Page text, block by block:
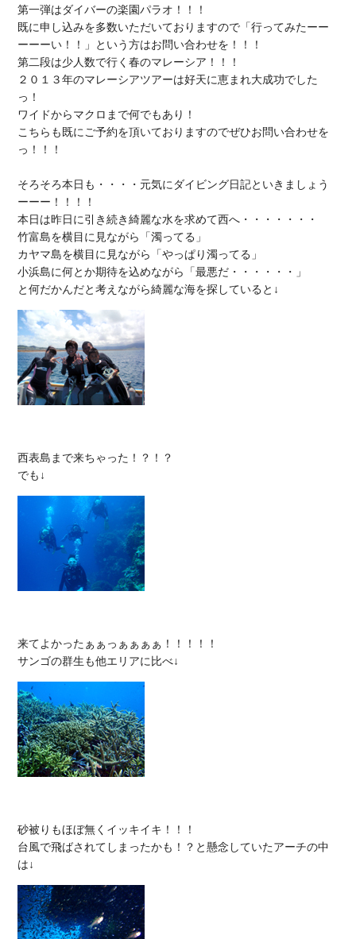
第一弾は ダイバーの楽園パラオ ！！！
既に申し込みを多数いただいておりますので「行ってみたーー
ーーーい！！」という方はお問い合わせを！！！
第二段は少人数で行く春のマレーシア ！！！
２０１３年のマレーシアツアーは好天に恵まれ大成功でした
ワイドからマクロまで何でもあり！
こちらも既にご予約を頂いておりますのでぜひお問い合わせを
っ！！！
そろそろ本日も・・・・元気にダイビング日記といきましょう
ーーー！！！！
本日は昨日に引き続き綺麗な水を求めて西へ・・・・・・・
竹富島を横目に見ながら「濁ってる」
カヤマ島を横目に見ながら「やっぱり濁ってる」
小浜島に何とか期待を込めながら「最悪だ・・・・・・」
西表島まで来ちゃった！？！？
来てよかったぁぁっぁぁぁぁ！！！！！
砂被りもほぼ無くイッキイキ！！！
台風で飛ばされてしまったかも！？と懸念していたアーチの中